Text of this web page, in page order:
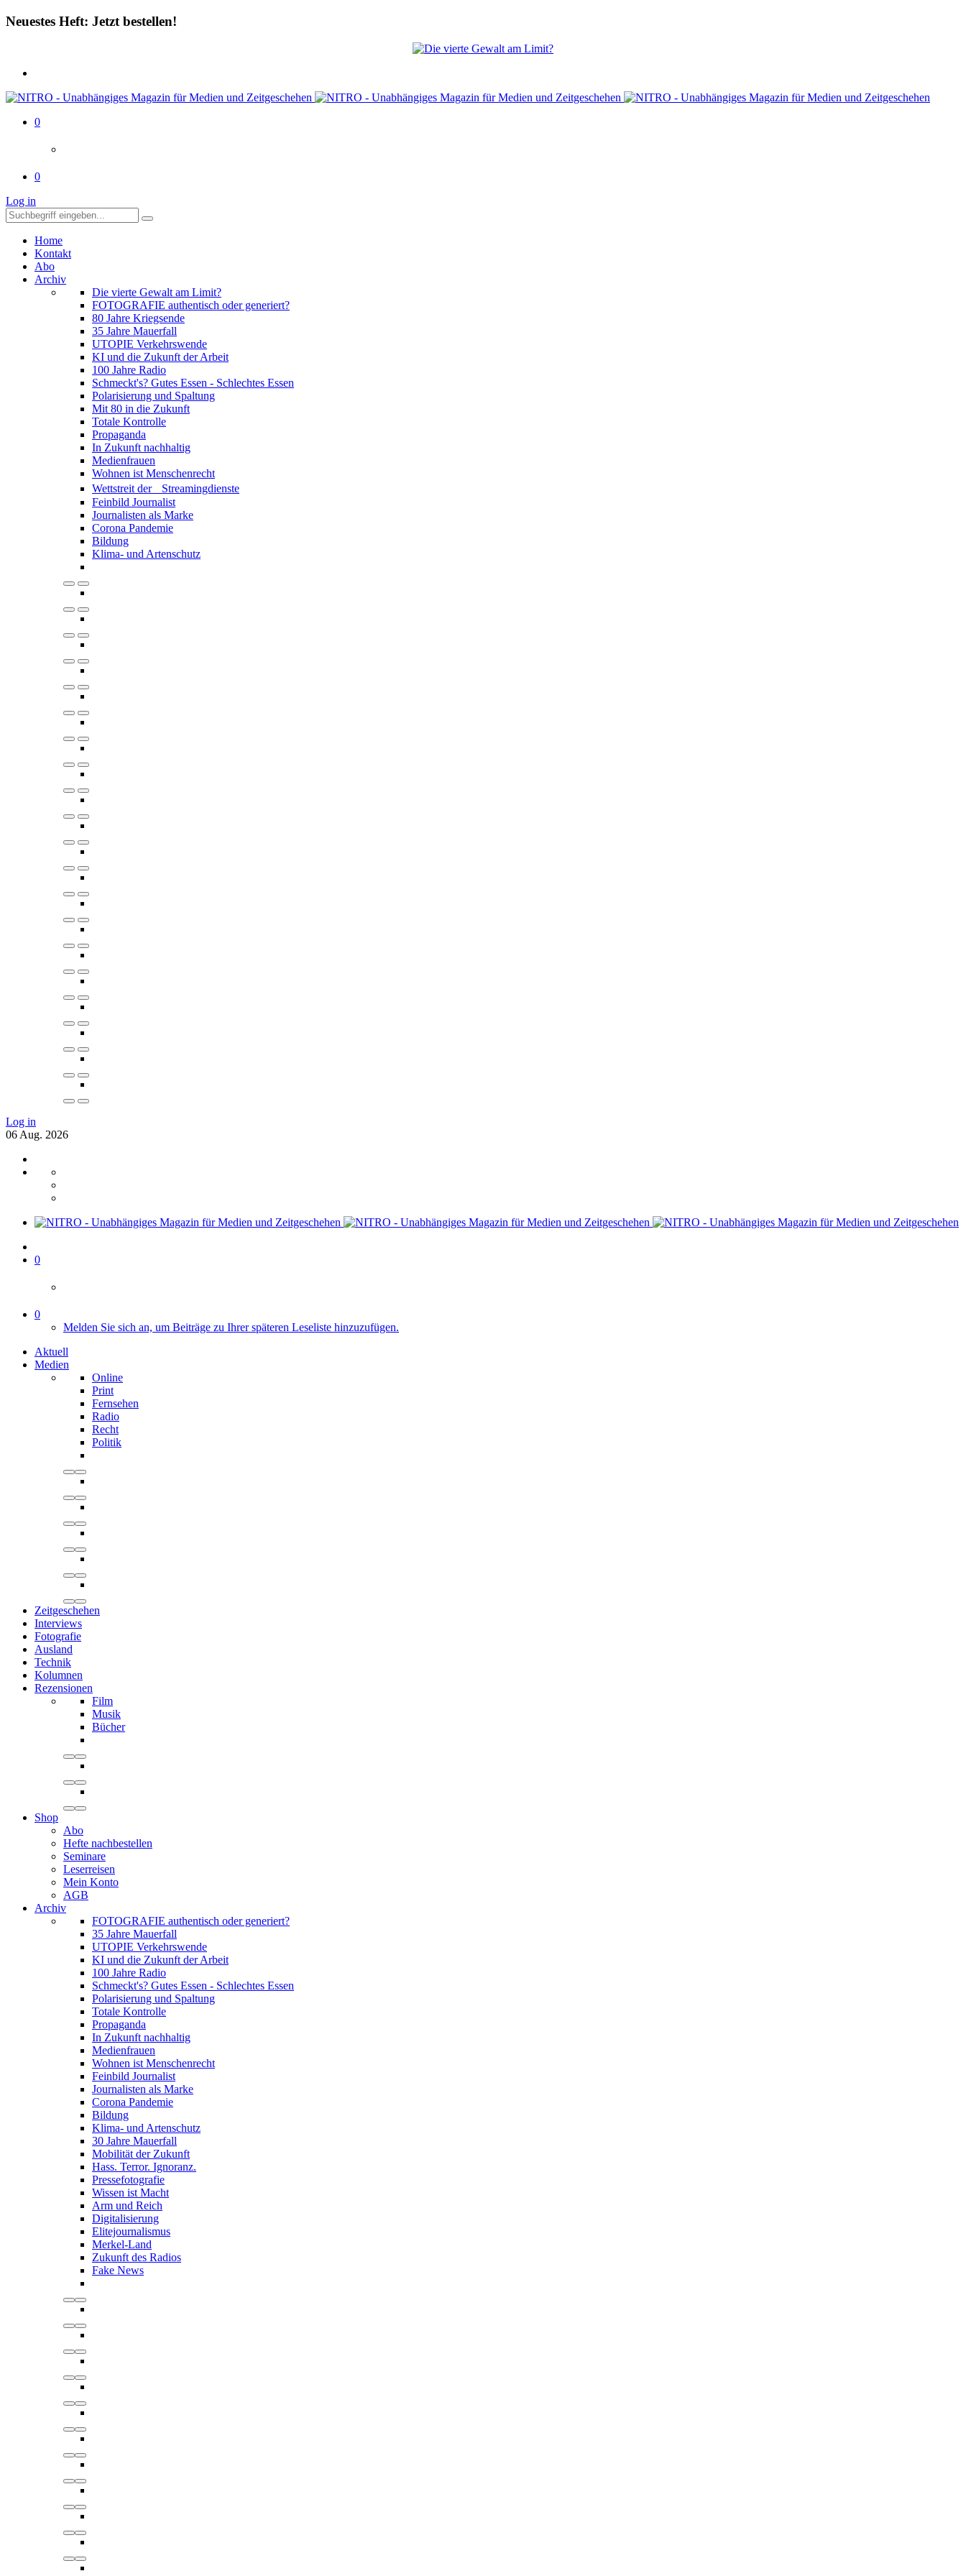
Neuestes Heft: Jetzt bestellen!
0
0
Log in
Home
Kontakt
Abo
Archiv
Die vierte Gewalt am Limit?
FOTOGRAFIE authentisch oder generiert?
80 Jahre Kriegsende
35 Jahre Mauerfall
UTOPIE Verkehrswende
KI und die Zukunft der Arbeit
100 Jahre Radio
Schmeckt's? Gutes Essen - Schlechtes Essen
Polarisierung und Spaltung
Mit 80 in die Zukunft
Totale Kontrolle
Propaganda
In Zukunft nachhaltig
Medienfrauen
Wohnen ist Menschenrecht
Wettstreit der Streamingdienste
Feinbild Journalist
Journalisten als Marke
Corona Pandemie
Bildung
Klima- und Artenschutz
Log in
06 Aug. 2026
0
0
Melden Sie sich an, um Beiträge zu Ihrer späteren Leseliste hinzuzufügen.
Aktuell
Medien
Online
Print
Fernsehen
Radio
Recht
Politik
Zeitgeschehen
Interviews
Fotografie
Ausland
Technik
Kolumnen
Rezensionen
Film
Musik
Bücher
Shop
Abo
Hefte nachbestellen
Seminare
Leserreisen
Mein Konto
AGB
Archiv
FOTOGRAFIE authentisch oder generiert?
35 Jahre Mauerfall
UTOPIE Verkehrswende
KI und die Zukunft der Arbeit
100 Jahre Radio
Schmeckt's? Gutes Essen - Schlechtes Essen
Polarisierung und Spaltung
Totale Kontrolle
Propaganda
In Zukunft nachhaltig
Medienfrauen
Wohnen ist Menschenrecht
Feinbild Journalist
Journalisten als Marke
Corona Pandemie
Bildung
Klima- und Artenschutz
30 Jahre Mauerfall
Mobilität der Zukunft
Hass. Terror. Ignoranz.
Pressefotografie
Wissen ist Macht
Arm und Reich
Digitalisierung
Elitejournalismus
Merkel-Land
Zukunft des Radios
Fake News